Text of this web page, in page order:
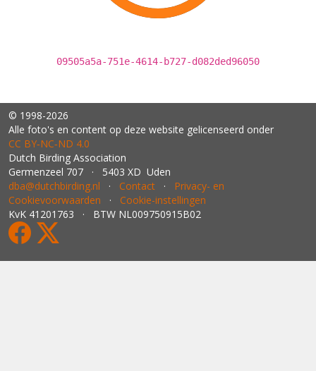
09505a5a-751e-4614-b727-d082ded96050
© 1998-2026
Alle foto's en content op deze website gelicenseerd onder
CC BY‑NC‑ND 4.0
Dutch Birding Association
Germenzeel 707 · 5403 XD Uden
dba@dutchbirding.nl · Contact · Privacy- en
Cookievoorwaarden · Cookie-instellingen
KvK 41201763 · BTW NL009750915B02